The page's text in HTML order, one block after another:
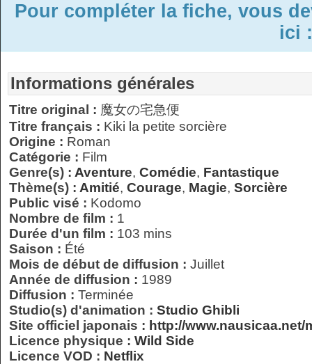
Pour compléter la fiche, vous
ici
Informations générales
Titre original : 魔女の宅急便
Titre français : Kiki la petite sorcière
Origine : Roman
Catégorie : Film
Genre(s) : Aventure, Comédie, Fantastique
Thème(s) : Amitié, Courage, Magie, Sorcière
Public visé : Kodomo
Nombre de film : 1
Durée d'un film : 103 mins
Saison : Été
Mois de début de diffusion : Juillet
Année de diffusion : 1989
Diffusion : Terminée
Studio(s) d'animation : Studio Ghibli
Site officiel japonais : http://www.nausicaa.net/
Licence physique : Wild Side
Licence VOD : Netflix